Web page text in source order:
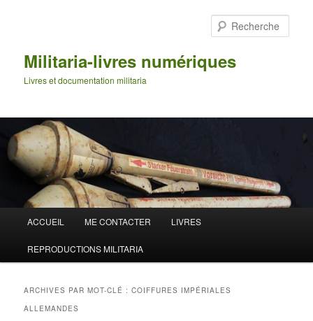
Militaria-livres numériques
Livres et documentation militaria
principal
ACCUEIL ME CONTACTER LIVRES
REPRODUCTIONS MILITARIA
ARCHIVES PAR MOT-CLÉ :COIFFURES IMPÉRIALES
ALLEMANDES